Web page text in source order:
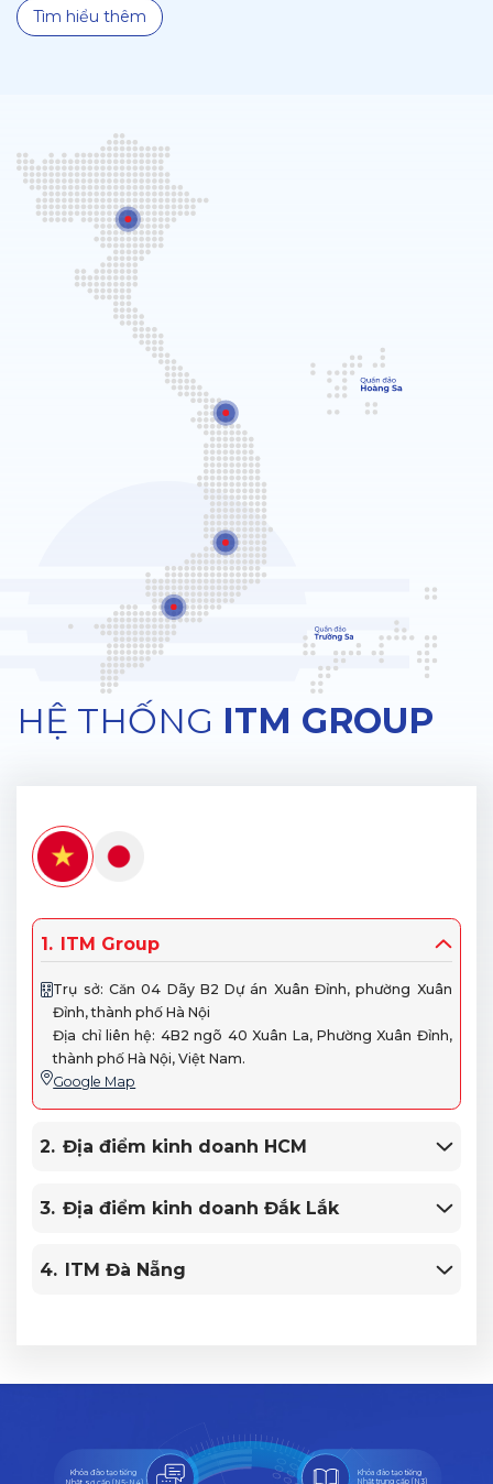
Tìm hiểu thêm
HỆ THỐNG ITM GROUP
1. ITM Group
Trụ sở: Căn 04 Dãy B2 Dự án Xuân Đỉnh, phường Xuân
Đỉnh, thành phố Hà Nội
Địa chỉ liên hệ: 4B2 ngõ 40 Xuân La, Phường Xuân Đỉnh,
thành phố Hà Nội, Việt Nam.
Google Map
2. Địa điểm kinh doanh HCM
3. Địa điểm kinh doanh Đắk Lắk
4. ITM Đà Nẵng
Khóa đào tạo tiếng
Khóa đào tạo tiếng